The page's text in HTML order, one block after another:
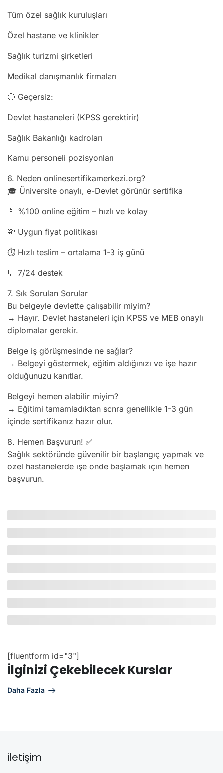
Tüm özel sağlık kuruluşları
Özel hastane ve klinikler
Sağlık turizmi şirketleri
Medikal danışmanlık firmaları
🔴 Geçersiz:
Devlet hastaneleri (KPSS gerektirir)
Sağlık Bakanlığı kadroları
Kamu personeli pozisyonları
6. Neden onlinesertifikamerkezi.org?
🎓 Üniversite onaylı, e-Devlet görünür sertifika
📱 %100 online eğitim – hızlı ve kolay
💸 Uygun fiyat politikası
⏱ Hızlı teslim – ortalama 1-3 iş günü
💬 7/24 destek
7. Sık Sorulan Sorular
Bu belgeyle devlette çalışabilir miyim?
→ Hayır. Devlet hastaneleri için KPSS ve MEB onaylı
diplomalar gerekir.
Belge iş görüşmesinde ne sağlar?
→ Belgeyi göstermek, eğitim aldığınızı ve işe hazır
olduğunuzu kanıtlar.
Belgeyi hemen alabilir miyim?
→ Eğitimi tamamladıktan sonra genellikle 1-3 gün
içinde sertifikanız hazır olur.
8. Hemen Başvurun! ✅
Sağlık sektöründe güvenilir bir başlangıç yapmak ve
özel hastanelerde işe önde başlamak için hemen
başvurun.
[fluentform id="3"]
İlginizi Çekebilecek Kurslar
Daha Fazla
iletişim